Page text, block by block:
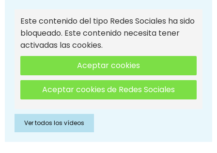
Este contenido del tipo Redes Sociales ha sido
bloqueado. Este contenido necesita tener
activadas las cookies.
Aceptar cookies
Aceptar cookies de Redes Sociales
Ver todos los vídeos